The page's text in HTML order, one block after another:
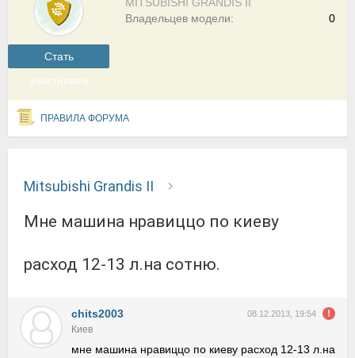
Cтать
участником
0
Владельцев модели:
ПРАВИЛА ФОРУМА
Mitsubishi Grandis II
мне машина нравиццо по киеву
расход 12-13 л.на сотню.
chits2003 08.12.2013, 19:54
Киев
мне машина нравиццо по киеву расход 12-13 л.на